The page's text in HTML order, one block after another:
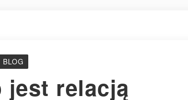
BLOG
jest relacją